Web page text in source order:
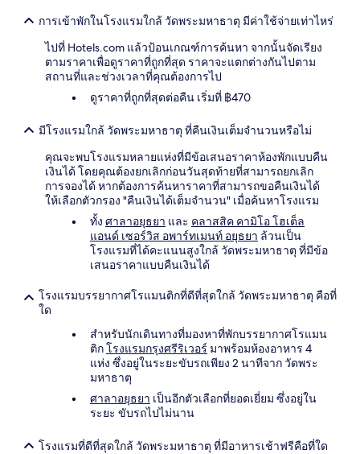
การเข้าพักในโรงแรมใกล้ วัดพระมหาธาตุ มีค่าใช้จ่ายเท่าไหร่
ไปที่ Hotels.com แล้วป้อนเกณฑ์การค้นหา จากนั้นจัดเรียง
ตามราคาเพื่อดูราคาที่ถูกที่สุด ราคาจะแตกต่างกันไปตาม
สถานที่และช่วงเวลาที่คุณต้องการไป
ดูราคาที่ถูกที่สุดต่อคืน เริ่มที่ ฿470
มีโรงแรมใกล้ วัดพระมหาธาตุ ที่คืนเงินเต็มจำนวนหรือไม่
คุณจะพบโรงแรมหลายแห่งที่มีข้อเสนอราคาห้องพักแบบคืน
เงินได้ โดยคุณต้องยกเลิกก่อนวันสุดท้ายที่สามารถยกเลิก
การจองได้ หากต้องการค้นหาราคาที่สามารถขอคืนเงินได้
ให้เลือกตัวกรอง "คืนเงินได้เต็มจำนวน" เมื่อค้นหาโรงแรม
ทั้ง ศาลาอยุธยา และ คลาสสิค คามิโอ โฮเต็ล
แอนด์ เซอร์วิส อพาร์ทเมนท์ อยุธยา ล้วนเป็น
โรงแรมที่ได้คะแนนสูงใกล้ วัดพระมหาธาตุ ที่มีข้อ
เสนอราคาแบบคืนเงินได้
โรงแรมบรรยากาศโรแมนติกที่ดีที่สุดใกล้ วัดพระมหาธาตุ คือที่
ใด
สำหรับนักเดินทางที่มองหาที่พักบรรยากาศโรแมน
ติกโรงแรมกรุงศรีริเวอร์ มาพร้อมห้องอาหาร 4
แห่ง ซึ่งอยู่ในระยะขับรถเพียง 2 นาทีจาก วัดพระ
มหาธาตุ
ศาลาอยุธยา เป็นอีกตัวเลือกที่ยอดเยี่ยม ซึ่งอยู่ใน
ระยะ ขับรถไปไม่นาน
โรงแรมที่ดีที่สุดใกล้ วัดพระมหาธาตุ ที่มีอาหารเช้าฟรีคือที่ใด